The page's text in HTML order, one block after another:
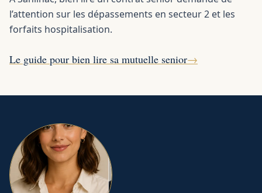
l’attention sur les dépassements en secteur 2 et les
forfaits hospitalisation.
Le guide pour bien lire sa mutuelle senior→